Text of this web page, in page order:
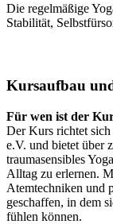
Die regelmäßige
Stabilität,
Kursaufbau
Für wen ist der
Der Kurs richtet
e.V. und bietet über
traumasensibles
Alltag zu erlernen.
Atemtechniken und
geschaffen, in dem
fühlen können.